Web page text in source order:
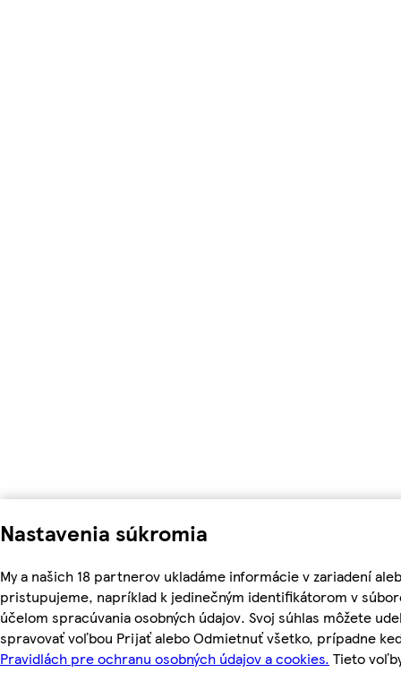
Nastavenia súkromia
My a našich 18 partnerov ukladáme informácie v zariadení
pristupujeme, napríklad k jedinečným identifikátorom v
účelom spracúvania osobných údajov. Svoj súhlas môžete
spravovať voľbou Prijať alebo Odmietnuť všetko, prípadne
Pravidlách pre ochranu osobných údajov a cookies. Tieto